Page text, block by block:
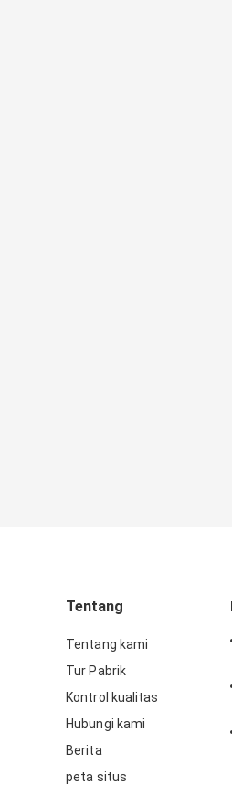
Tentang
Tentang kami
Tur Pabrik
Kontrol kualitas
Hubungi kami
Berita
peta situs